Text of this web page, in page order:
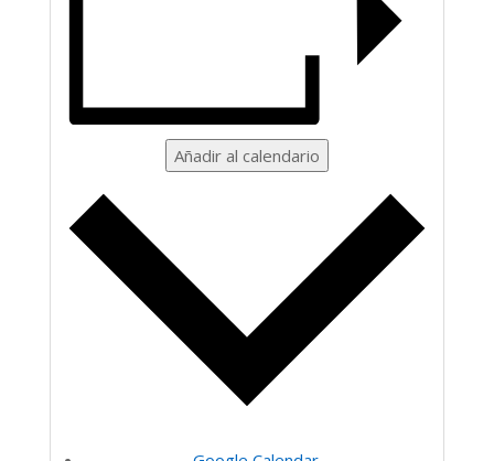
Añadir al calendario